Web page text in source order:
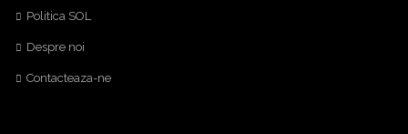
Politica SOL
Despre noi
Contacteaza-ne